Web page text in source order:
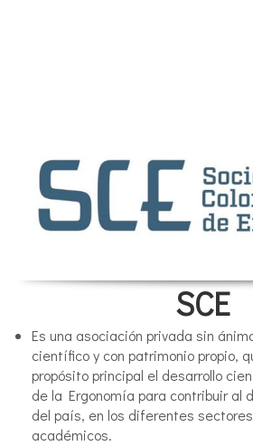
SCE
Es una asociación privada sin
científico y con patrimonio propio,
propósito principal el desarrollo
de la Ergonomía para contribuir al
del país, en los diferentes
académicos.